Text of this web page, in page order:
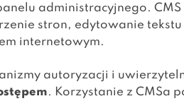
administracyjnego.
stron, edytowanie tekstu
internetowym.
autoryzacji i
. Korzystanie z CMSa